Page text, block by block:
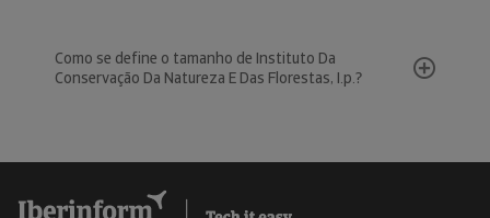
Como se define o tamanho de Instituto Da
Conservação Da Natureza E Das Florestas, I.p.?